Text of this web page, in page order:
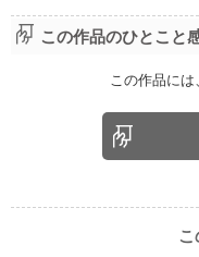
この作品のひとこと
この作品には